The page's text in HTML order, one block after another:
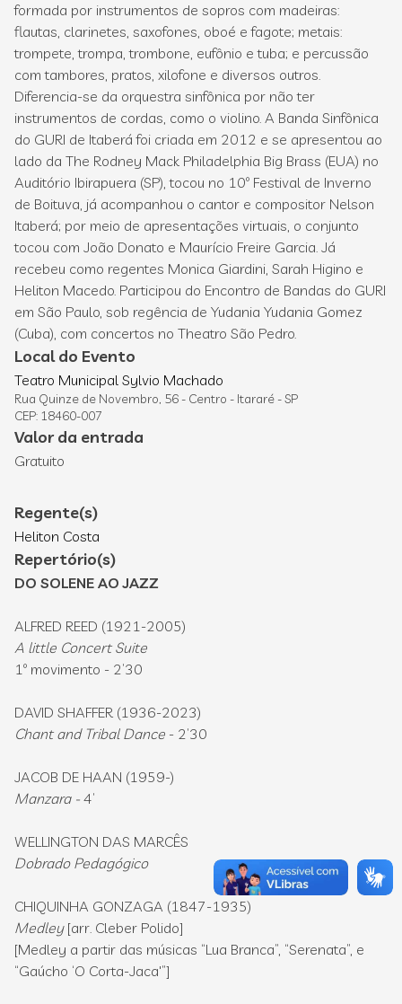
formada por instrumentos de sopros com madeiras:
flautas, clarinetes, saxofones, oboé e fagote; metais:
trompete, trompa, trombone, eufônio e tuba; e percussão
com tambores, pratos, xilofone e diversos outros.
Diferencia-se da orquestra sinfônica por não ter
instrumentos de cordas, como o violino. A Banda Sinfônica
do GURI de Itaberá foi criada em 2012 e se apresentou ao
lado da The Rodney Mack Philadelphia Big Brass (EUA) no
Auditório Ibirapuera (SP), tocou no 10º Festival de Inverno
de Boituva, já acompanhou o cantor e compositor Nelson
Itaberá; por meio de apresentações virtuais, o conjunto
tocou com João Donato e Maurício Freire Garcia. Já
recebeu como regentes Monica Giardini, Sarah Higino e
Heliton Macedo. Participou do Encontro de Bandas do GURI
em São Paulo, sob regência de Yudania Yudania Gomez
(Cuba), com concertos no Theatro São Pedro.
Local do Evento
Teatro Municipal Sylvio Machado
Rua Quinze de Novembro, 56 - Centro - Itararé - SP
CEP: 18460-007
Valor da entrada
Gratuito
Regente(s)
Heliton Costa
Repertório(s)
DO SOLENE AO JAZZ
ALFRED REED (1921-2005)
A little Concert Suite
1º movimento - 2’30
DAVID SHAFFER (1936-2023)
Chant and Tribal Dance - 2’30
JACOB DE HAAN (1959-)
Manzara - 4’
WELLINGTON DAS MARCÊS
Dobrado Pedagógico
CHIQUINHA GONZAGA (1847-1935)
Medley [arr. Cleber Polido]
[Medley a partir das músicas “Lua Branca”, “Serenata”, e
“Gaúcho ‘O Corta-Jaca'”]